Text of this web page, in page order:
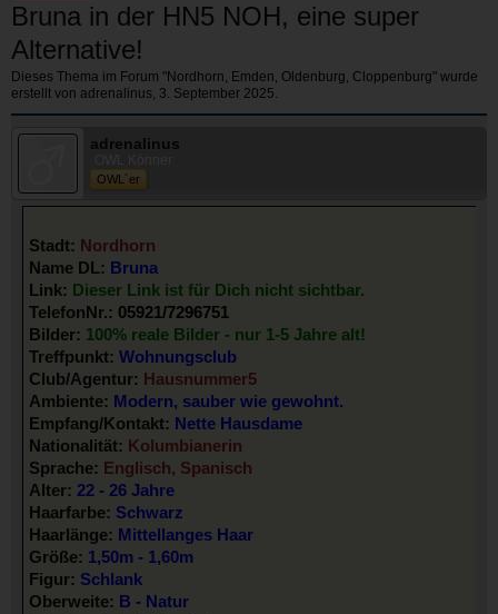
Bruna in der HN5 NOH, eine super
Alternative!
Dieses Thema im Forum "Nordhorn, Emden, Oldenburg, Cloppenburg" wurde
erstellt von adrenalinus, 3. September 2025.
adrenalinus
OWL´er
Stadt: Nordhorn
Name DL: Bruna
Link: Dieser Link ist für Dich nicht sichtbar.
TelefonNr.: 05921/7296751
Bilder: 100% reale Bilder - nur 1-5 Jahre alt!
Treffpunkt: Wohnungsclub
Club/Agentur: Hausnummer5
Ambiente: Modern, sauber wie gewohnt.
Empfang/Kontakt: Nette Hausdame
Nationalität: Kolumbianerin
Sprache: Englisch, Spanisch
Alter: 22 - 26 Jahre
Haarfarbe: Schwarz
Haarlänge: Mittellanges Haar
Größe: 1,50m - 1,60m
Figur: Schlank
Oberweite: B - Natur